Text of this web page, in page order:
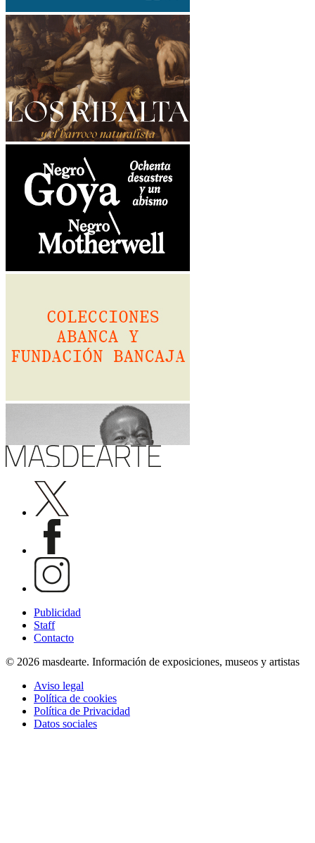
Publicidad
Staff
Contacto
© 2026 masdearte. Información de exposiciones, museos y artistas
Aviso legal
Política de cookies
Política de Privacidad
Datos sociales